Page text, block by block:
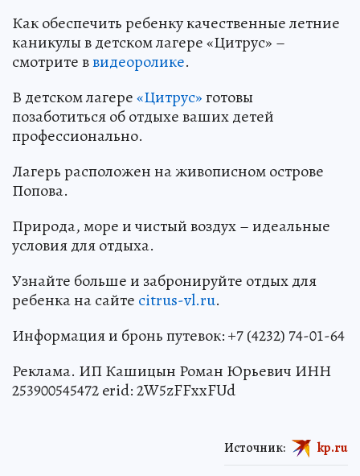
Как обеспечить ребенку качественные летние
каникулы в детском лагере «Цитрус» –
смотрите ввидеоролике.
В детском лагере«Цитрус»готовы
позаботиться об отдыхе ваших детей
профессионально.
Лагерь расположен на живописном острове
Попова.
Природа, море и чистый воздух – идеальные
условия для отдыха.
Узнайте больше и забронируйте отдых для
ребенка на сайте citrus-vl.ru.
Информация и бронь путевок: +7 (4232) 74-01-64
Реклама. ИП Кашицын Роман Юрьевич ИНН
253900545472 erid: 2W5zFFxxFUd
Источник: kp.ru